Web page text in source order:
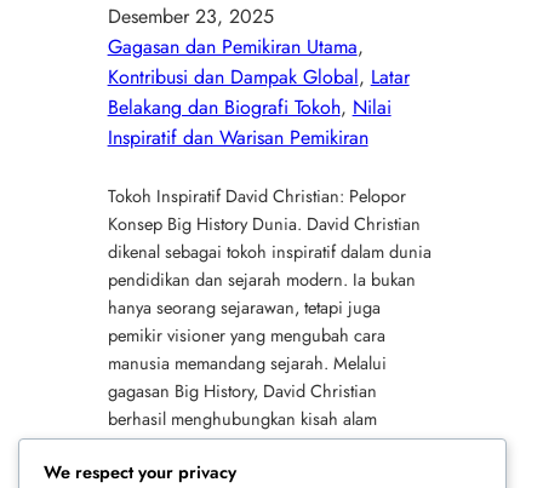
Desember 23, 2025
Gagasan dan Pemikiran Utama
Kontribusi dan Dampak Global, Latar
Belakang dan Biografi Tokoh, Nilai
Inspiratif dan Warisan Pemikiran
Tokoh Inspiratif David Christian: Pelopor
Konsep Big History Dunia. David Christian
dikenal sebagai tokoh inspiratif dalam dunia
pendidikan dan sejarah modern. Ia bukan
hanya seorang sejarawan, tetapi juga
pemikir visioner yang mengubah cara
manusia memandang sejarah. Melalui
gagasan Big History, David Christian
berhasil menghubungkan kisah alam
semesta, bumi, kehidupan, hingga
peradaban manusia dalam satu narasi…
We respect your privacy